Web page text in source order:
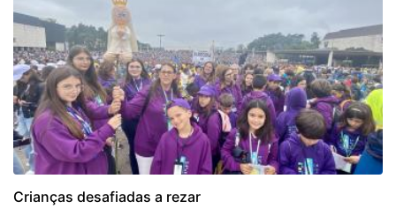
Crianças desafiadas a rezar